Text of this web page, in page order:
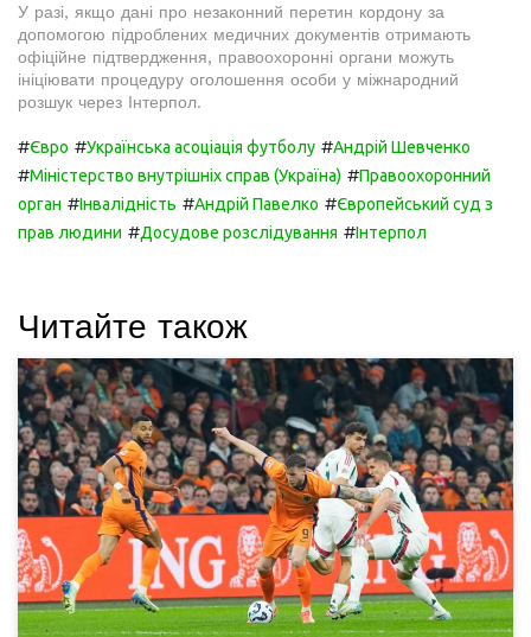
У разі, якщо дані про незаконний перетин кордону за
допомогою підроблених медичних документів отримають
офіційне підтвердження, правоохоронні органи можуть
ініціювати процедуру оголошення особи у міжнародний
розшук через Інтерпол.
#Євро #Українська асоціація футболу #Андрій Шевченко
#Міністерство внутрішніх справ (Україна) #Правоохоронний
орган #Інвалідність #Андрій Павелко #Європейський суд з
прав людини #Досудове розслідування #Інтерпол
Читайте також